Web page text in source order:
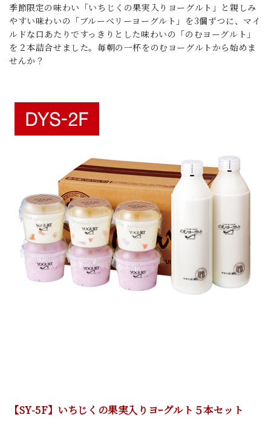
季節限定の味わい「いちじくの果実入りヨーグルト」と親しみ
やすい味わいの「ブルーベリーヨーグルト」を3個ずつに、マイ
ルドな口あたりですっきりとした味わいの「のむヨーグルト」
を２本詰合せました。毎朝の一杯をのむヨーグルトから始めま
せんか？
【SY-5F】いちじくの果実入りヨｰグルト５本セット